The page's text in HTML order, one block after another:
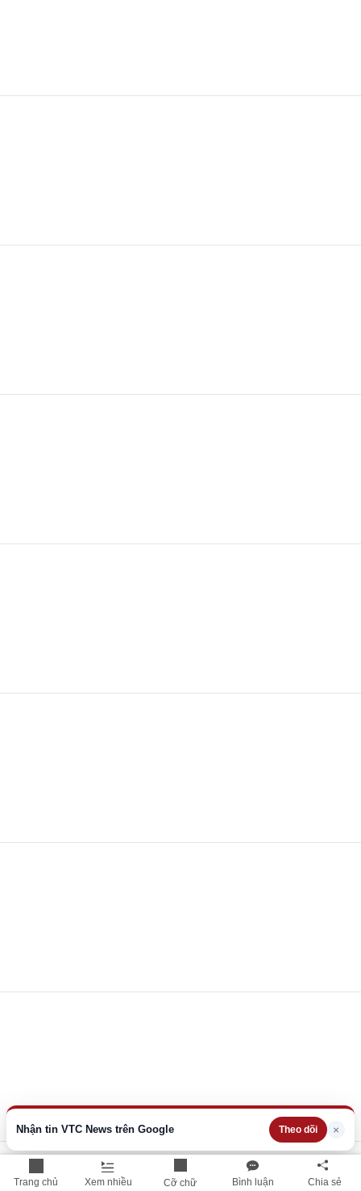
Trang chủ Xem nhiều Cỡ chữ Bình luận Chia sẻ
Nhận tin VTC News trên Google Theo dõi ×